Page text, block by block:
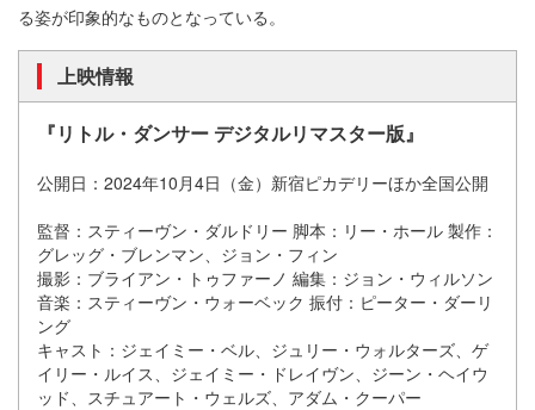
る姿が印象的なものとなっている。
上映情報
『リトル・ダンサー デジタルリマスター版』
公開日：2024年10月4日（金）新宿ピカデリーほか全国公開
監督：スティーヴン・ダルドリー 脚本：リー・ホール 製作：
グレッグ・ブレンマン、ジョン・フィン
撮影：ブライアン・トゥファーノ 編集：ジョン・ウィルソン
音楽：スティーヴン・ウォーベック 振付：ピーター・ダーリ
ング
キャスト：ジェイミー・ベル、ジュリー・ウォルターズ、ゲ
イリー・ルイス、ジェイミー・ドレイヴン、ジーン・ヘイウ
ッド、スチュアート・ウェルズ、アダム・クーパー